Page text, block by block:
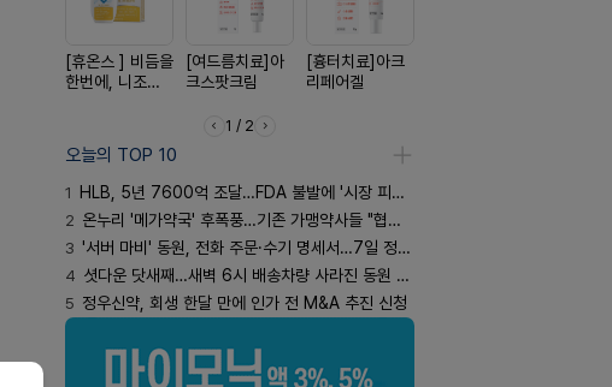
[휴온스 ] 비듬을
한번에, 니조랄
[여드름치료]아
크스팟크림
[흉터치료]아크
리페어겔
1 / 2
오늘의 TOP 10
1
HLB, 5년 7600억 조달…FDA 불발에 '시장 피로감'
2 온누리 '메가약국' 후폭풍…기존 가맹약사들 "협의체 만들자"
3 '서버 마비' 동원, 전화 주문·수기 명세서…7일 정상화 되나
4 셧다운 닷새째…새벽 6시 배송차량 사라진 동원 물류센터
5 정우신약, 회생 한달 만에 인가 전 M&A 추진 신청